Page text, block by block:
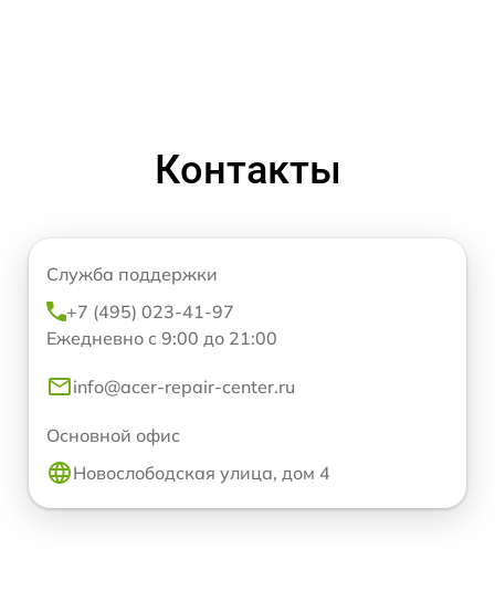
Контакты
Служба поддержки
+7 (495) 023-41-97
Ежедневно с 9:00 до 21:00
info@acer-repair-center.ru
Основной офис
Новослободская улица, дом 4